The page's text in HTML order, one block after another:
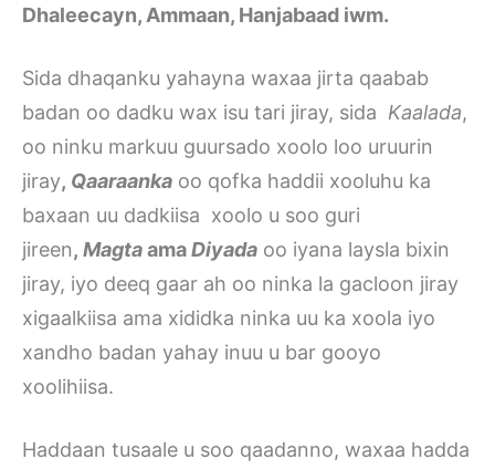
Dhaleecayn, Ammaan, Hanjabaad iwm.
Sida dhaqanku yahayna waxaa jirta qaabab
badan oo dadku wax isu tari jiray, sida Kaalada,
oo ninku markuu guursado xoolo loo uruurin
jiray, Qaaraanka oo qofka haddii xooluhu ka
baxaan uu dadkiisa xoolo u soo guri
jireen, MagtaamaDiyada oo iyana laysla bixin
jiray, iyo deeq gaar ah oo ninka la gacloon jiray
xigaalkiisa ama xididka ninka uu ka xoola iyo
xandho badan yahay inuu u bar gooyo
xoolihiisa.
Haddaan tusaale u soo qaadanno, waxaa hadda